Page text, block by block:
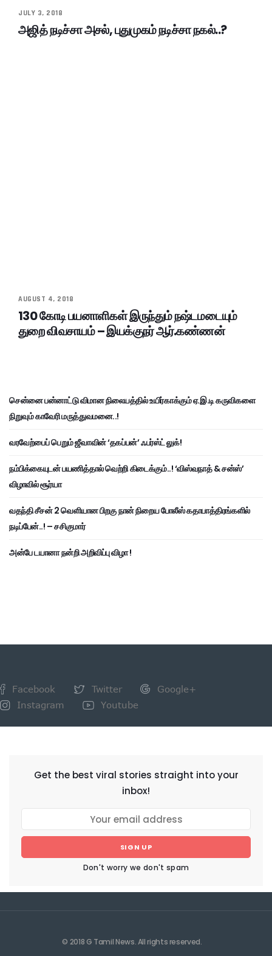
JULY 3, 2018
அஜித் நடிச்சா அசல், புதுமுகம் நடிச்சா நகல்..?
AUGUST 4, 2018
130 கோடி பயனாளிகள் இருந்தும் நஷ்டமடையும்
துறை விவசாயம் – இயக்குநர் ஆர்.கண்ணன்
சென்னை பன்னாட்டு விமான நிலையத்தில் உயிர்காக்கும் ஏ.இ.டி கருவிகளை
நிறுவும் காவேரி மருத்துவமனை..!
வரவேற்பைப் பெறும் ஜீவாவின் ‘தகப்பன்’ ஃபர்ஸ்ட் லுக்!
நம்பிக்கையுடன் பயணித்தால் வெற்றி கிடைக்கும்..! ‘விஸ்வநாத் & சன்ஸ்’
விழாவில் சூர்யா
வதந்தி சீசன் 2 வெளியான பிறகு நான் நிறைய போலீஸ் கதாபாத்திரங்களில்
நடிப்பேன்..! – சசிகுமார்
அன்பே டயானா நன்றி அறிவிப்பு விழா !
Facebook Twitter
Google+
Instagram
Youtube
Get the best viral stories straight into your
inbox!
SIGN UP
Don't worry we don't spam
© 2018 G Tamil News. All rights reserved.